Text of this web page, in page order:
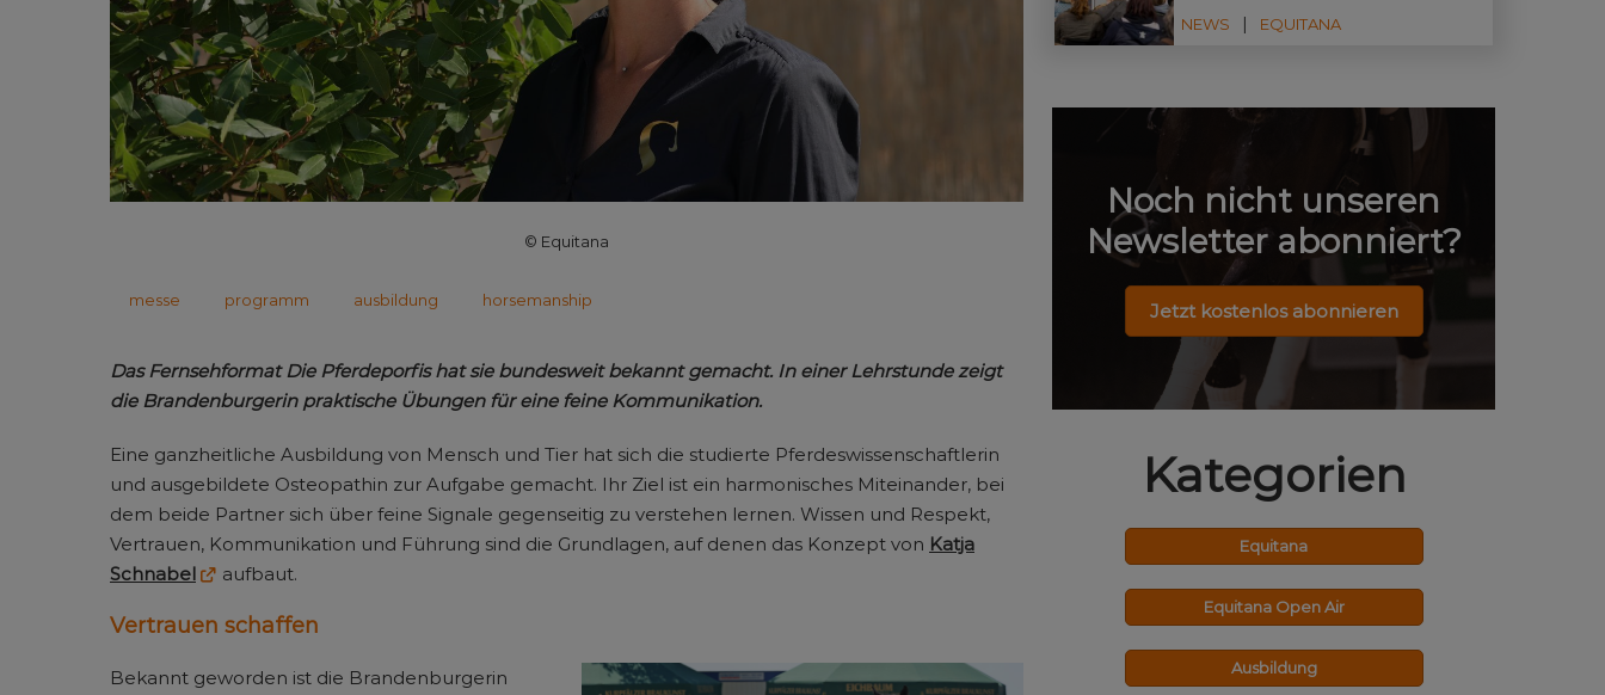
© Equitana
messe programm ausbildung horsemanship
Das Fernsehformat Die Pferdeporfis hat sie bundesweit bekannt gemacht. In einer Lehrstunde zeigt
die Brandenburgerin praktische Übungen für eine feine Kommunikation.
Eine ganzheitliche Ausbildung von Mensch und Tier hat sich die studierte Pferdeswissenschaftlerin
und ausgebildete Osteopathin zur Aufgabe gemacht. Ihr Ziel ist ein harmonisches Miteinander, bei
dem beide Partner sich über feine Signale gegenseitig zu verstehen lernen. Wissen und Respekt,
Vertrauen, Kommunikation und Führung sind die Grundlagen, auf denen das Konzept von Katja
Schnabel
aufbaut.
Vertrauen schaffen
Bekannt geworden ist die Brandenburgerin
NEWS EQUITANA
Noch nicht unseren
Newsletter abonniert?
Jetzt kostenlos abonnieren
Kategorien
Equitana
Equitana Open Air
Ausbildung